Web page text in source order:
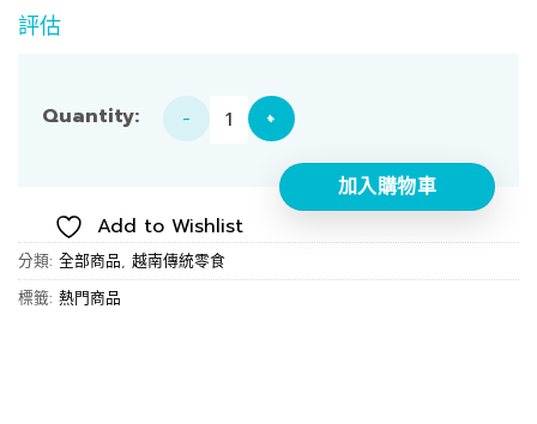
評估
Vina Crepe（8 入，巧克力＆香草花生醬） 數量
加入購物車
Add to Wishlist
分類: 全部商品, 越南傳統零食
標籤: 熱門商品